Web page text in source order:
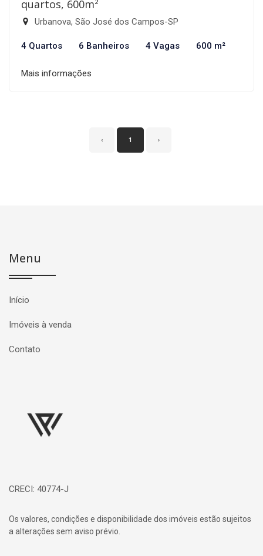
quartos, 600m²
Urbanova, São José dos Campos-SP
4 Quartos 6 Banheiros 4 Vagas 600 m²
Mais informações
‹ 1 ›
Menu
Início
Imóveis à venda
Contato
CRECI: 40774-J
Os valores, condições e disponibilidade dos imóveis estão sujeitos
a alterações sem aviso prévio.